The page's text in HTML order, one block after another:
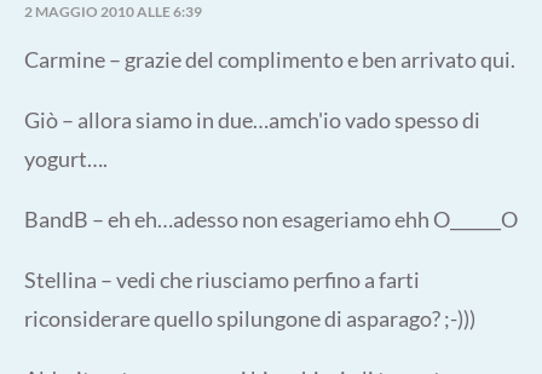
2 MAGGIO 2010 ALLE 6:39
Carmine – grazie del complimento e ben arrivato qui.
Giò – allora siamo in due…amch'io vado spesso di
yogurt….
BandB – eh eh…adesso non esageriamo ehh O______O
Stellina – vedi che riusciamo perfino a farti
riconsiderare quello spilungone di asparago? ;-)))